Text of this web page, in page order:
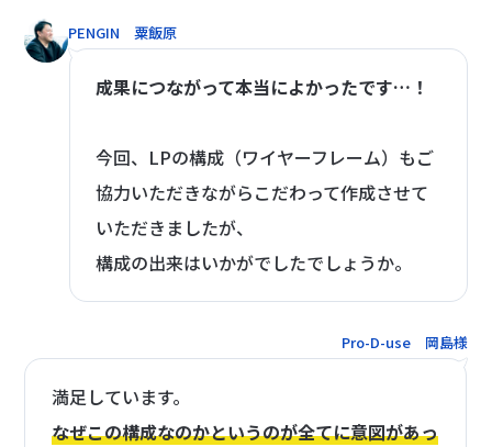
PENGIN 粟飯原
成果につながって本当によかったです…！
今回、LPの構成（ワイヤーフレーム）もご
協力いただきながらこだわって作成させて
いただきましたが、
構成の出来はいかがでしたでしょうか。
Pro-D-use 岡島様
満足しています。
なぜこの構成なのかというのが全てに意図があっ